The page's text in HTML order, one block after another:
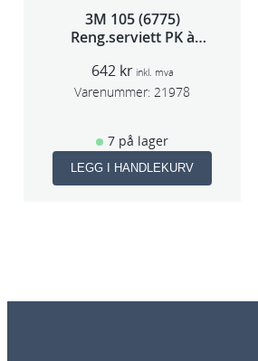
3M 105 (6775)
Reng.serviett PK à
642 kr inkl. mva
Varenummer: 21978
7 på lager
LEGG I HANDLEKURV